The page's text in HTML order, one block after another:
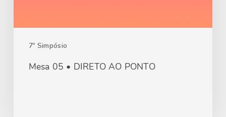
7º Simpósio
Mesa 05 • DIRETO AO PONTO